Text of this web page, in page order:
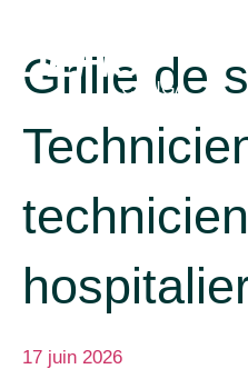
DEFIS
CHUGA
Grille de
17 juin 2026